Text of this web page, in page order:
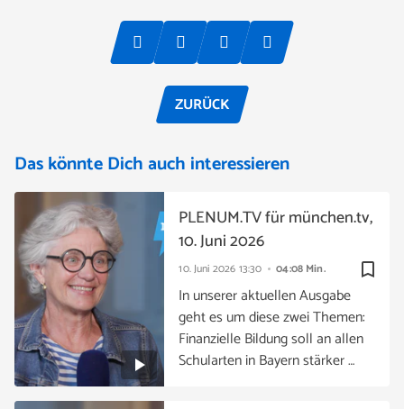
ZURÜCK
Das könnte Dich auch interessieren
bookmark_border
10. Juni 2026 13:30 04:08 Min.
PLENUM.TV für münchen.tv,
10. Juni 2026
In unserer aktuellen Ausgabe
geht es um diese zwei Themen:
Finanzielle Bildung soll an allen
Schularten in Bayern stärker …